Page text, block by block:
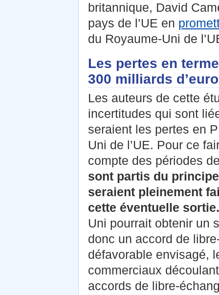
britannique, David
pays de l’UE en
du Royaume-Uni de
Les pertes en
300 milliards
Les auteurs de cette
incertitudes qui sont
seraient les pertes en
Uni de l’UE. Pour ce
compte des périodes
sont partis du
seraient pleinement
cette éventuelle sortie.
Uni pourrait obtenir un
donc un accord de
défavorable envisagé,
commerciaux
accords de libre-